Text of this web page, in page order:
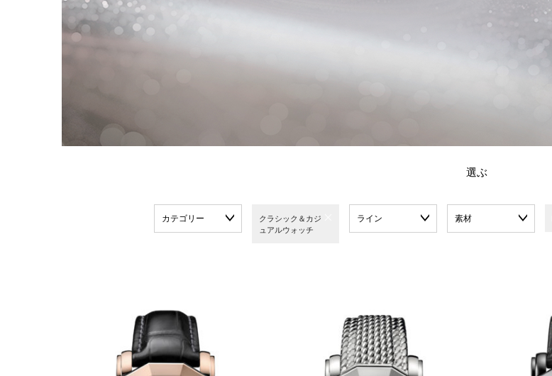
選ぶ
カテゴリー
クラシック＆カジ
ュアルウォッチ
ライン 素材